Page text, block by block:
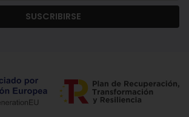
SUSCRIBIRSE